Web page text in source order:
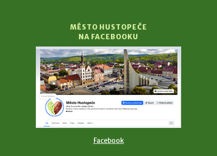
MĚSTO HUSTOPEČE
NA FACEBOOKU
Facebook